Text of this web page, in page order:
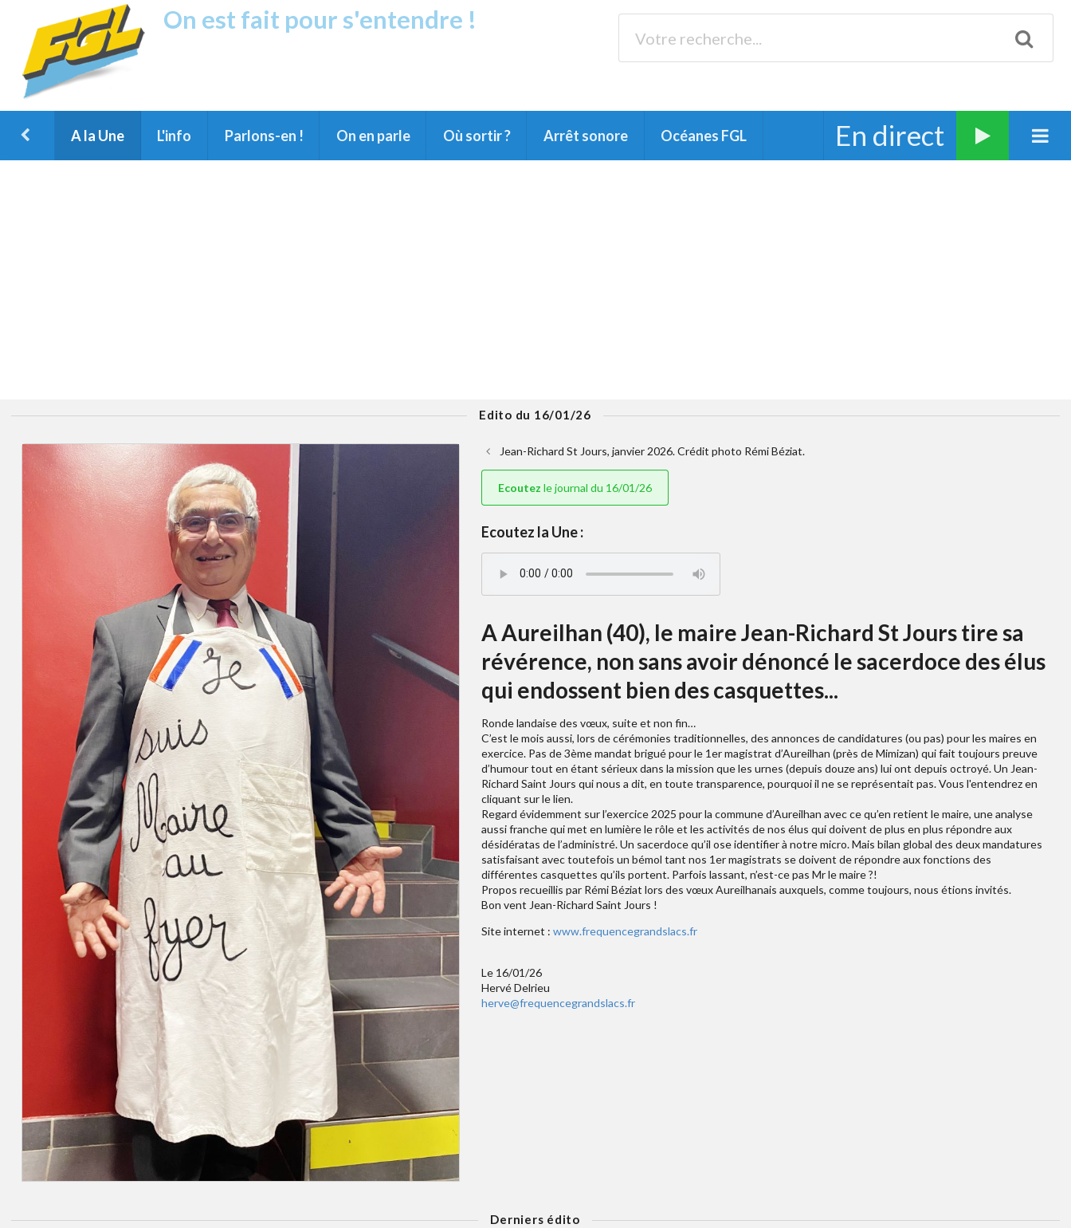
On est fait pour s'entendre !
A la Une L'info Parlons-en ! On en parle Où sortir ? Arrêt sonore Océanes FGL En direct
Edito du 16/01/26
Jean-Richard St Jours, janvier 2026. Crédit photo Rémi Béziat.
Ecoutez le journal du 16/01/26
Ecoutez la Une :
A Aureilhan (40), le maire Jean-Richard St Jours tire sa
révérence, non sans avoir dénoncé le sacerdoce des élus
qui endossent bien des casquettes...
Ronde landaise des vœux, suite et non fin…
C’est le mois aussi, lors de cérémonies traditionnelles, des annonces de candidatures (ou pas) pour les maires en
exercice. Pas de 3ème mandat brigué pour le 1er magistrat d’Aureilhan (près de Mimizan) qui fait toujours preuve
d’humour tout en étant sérieux dans la mission que les urnes (depuis douze ans) lui ont depuis octroyé. Un Jean-
Richard Saint Jours qui nous a dit, en toute transparence, pourquoi il ne se représentait pas. Vous l'entendrez en
cliquant sur le lien.
Regard évidemment sur l’exercice 2025 pour la commune d’Aureilhan avec ce qu’en retient le maire, une analyse
aussi franche qui met en lumière le rôle et les activités de nos élus qui doivent de plus en plus répondre aux
désidératas de l’administré. Un sacerdoce qu’il ose identifier à notre micro. Mais bilan global des deux mandatures
satisfaisant avec toutefois un bémol tant nos 1er magistrats se doivent de répondre aux fonctions des
différentes casquettes qu’ils portent. Parfois lassant, n’est-ce pas Mr le maire ?!
Propos recueillis par Rémi Béziat lors des vœux Aureilhanais auxquels, comme toujours, nous étions invités.
Bon vent Jean-Richard Saint Jours !
Site internet : www.frequencegrandslacs.fr
Le 16/01/26
Hervé Delrieu
herve@frequencegrandslacs.fr
Derniers édito